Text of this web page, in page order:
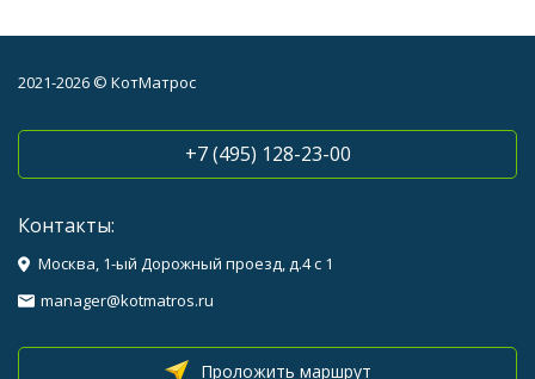
2021-2026 © КотМатрос
+7 (495) 128-23-00
Контакты:
Москва, 1-ый Дорожный проезд, д.4 с 1
manager@kotmatros.ru
Проложить маршрут